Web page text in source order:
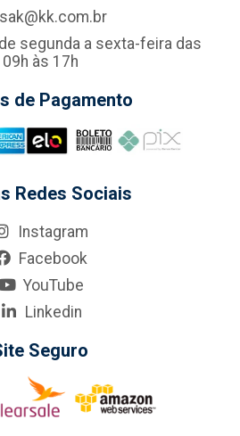
sak@kk.com.br
segunda a sexta-feira das
09h às 17h
de Pagamento
Redes Sociais
Instagram
Facebook
YouTube
Linkedin
Seguro